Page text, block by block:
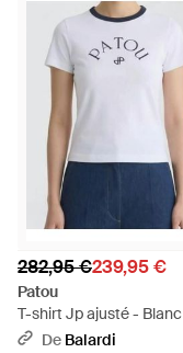
282,95 €239,95 €
Patou
T-shirt Jp ajusté - Blanc
De Balardi